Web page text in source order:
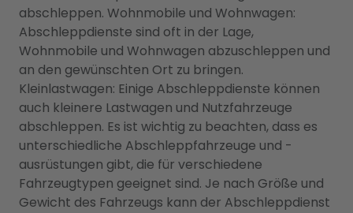
abschleppen. Wohnmobile und Wohnwagen:
Abschleppdienste sind oft in der Lage,
Wohnmobile und Wohnwagen abzuschleppen und
an den gewünschten Ort zu bringen.
Kleinlastwagen: Einige Abschleppdienste können
auch kleinere Lastwagen und Nutzfahrzeuge
abschleppen. Es ist wichtig zu beachten, dass es
unterschiedliche Abschleppfahrzeuge und -
ausrüstungen gibt, die für verschiedene
Fahrzeugtypen geeignet sind. Je nach Größe und
Gewicht des Fahrzeugs kann der Abschleppdienst